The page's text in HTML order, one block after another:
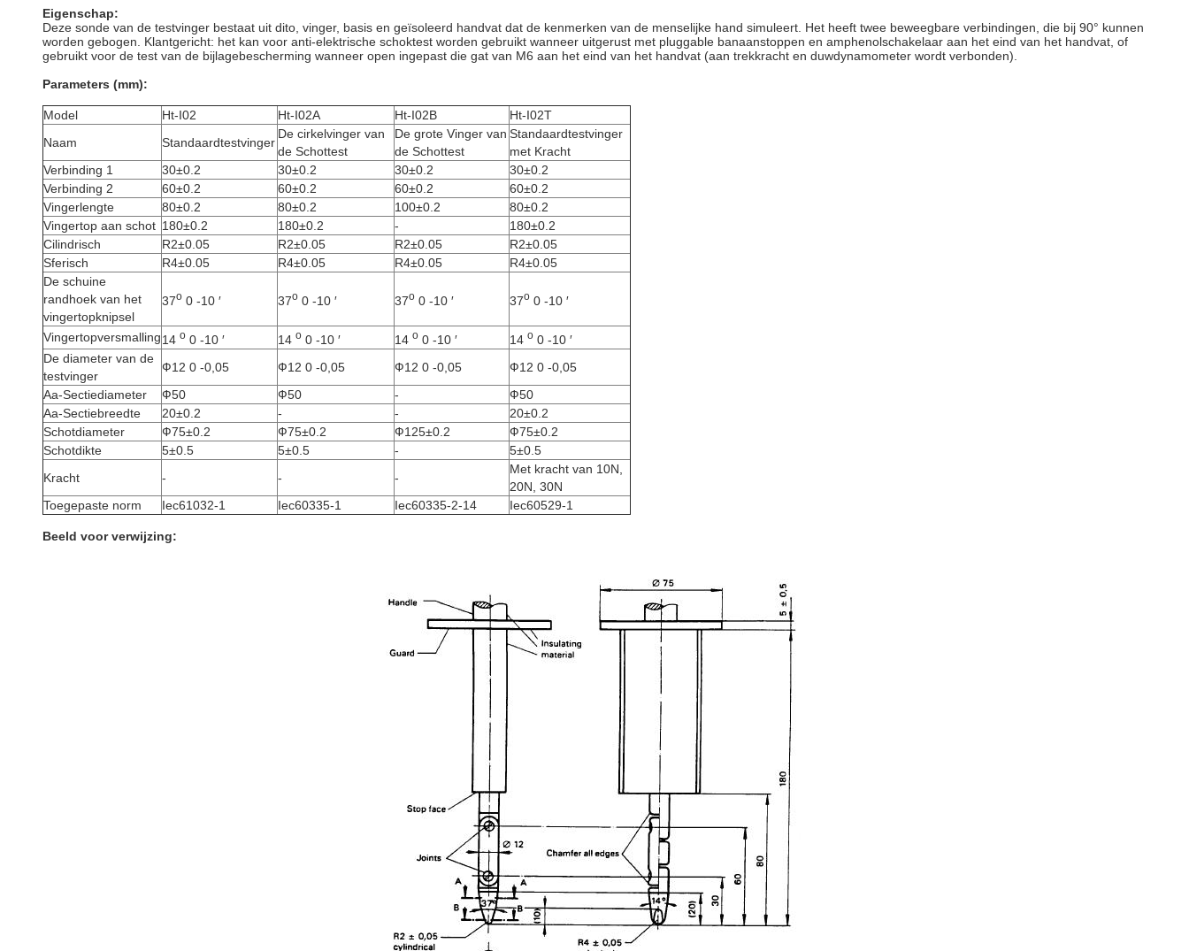
Eigenschap:
Deze sonde van de testvinger bestaat uit dito, vinger, basis en geïsoleerd handvat dat de kenmerken van de menselijke hand simuleert. Het heeft twee beweegbare verbindingen, die bij 90° kunnen
worden gebogen. Klantgericht: het kan voor anti-elektrische schoktest worden gebruikt wanneer uitgerust met pluggable banaanstoppen en amphenolschakelaar aan het eind van het handvat, of
gebruikt voor de test van de bijlagebescherming wanneer open ingepast die gat van M6 aan het eind van het handvat (aan trekkracht en duwdynamometer wordt verbonden).
Parameters (mm):
Model Ht-I02 Ht-I02A Ht-I02B
Ht-I02T
Naam
Standaardtestvinger
De cirkelvinger van
de Schottest
De grote Vinger van
de Schottest
Standaardtestvinger
met Kracht
Verbinding 1
30±0.2 30±0.2 30±0.2
30±0.2
Verbinding 2
60±0.2 60±0.2 60±0.2
60±0.2
Vingerlengte
80±0.2 80±0.2 100±0.2
80±0.2
Vingertop aan schot 180±0.2 180±0.2 -
180±0.2
Cilindrisch
R2±0.05 R2±0.05 R2±0.05
R2±0.05
Sferisch
R4±0.05 R4±0.05 R4±0.05
R4±0.05
De schuine
randhoek van het
vingertopknipsel
37o 0 -10 ′ 37o 0 -10 ′ 37o 0 -10 ′ 37o 0 -10 ′
Vingertopversmalling14 o 0 -10 ′ 14 o 0 -10 ′ 14 o 0 -10 ′ 14 o 0 -10 ′
De diameter van de
testvinger
Ф12 0 -0,05 Ф12 0 -0,05 Ф12 0 -0,05
Ф12 0 -0,05
Aa-Sectiediameter
Ф50 Ф50 -
Ф50
Aa-Sectiebreedte
20±0.2 - -
20±0.2
Schotdiameter
Ф75±0.2 Ф75±0.2 Ф125±0.2
Ф75±0.2
Schotdikte
5±0.5 5±0.5 -
5±0.5
Kracht
- - -
Met kracht van 10N,
20N, 30N
Toegepaste norm
Iec61032-1 Iec60335-1 Iec60335-2-14 Iec60529-1
Beeld voor verwijzing: